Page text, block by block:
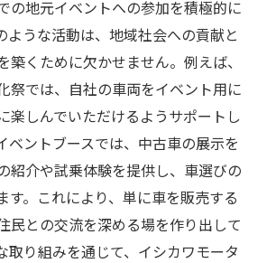
の地元イベントへの参加を積極的に
ような活動は、地域社会への貢献と
築くために欠かせません。例えば、
祭では、自社の車両をイベント用に
楽しんでいただけるようサポートし
ベントブースでは、中古車の展示を
紹介や試乗体験を提供し、車選びの
す。これにより、単に車を販売する
民との交流を深める場を作り出して
取り組みを通じて、イシカワモータ